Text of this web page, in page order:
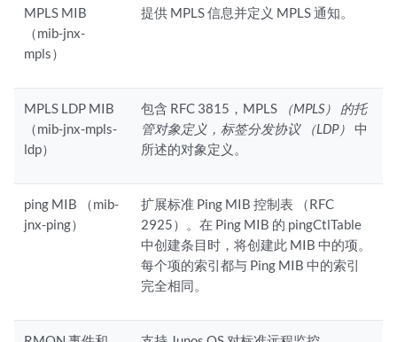
MPLS MIB
（mib-jnx-
mpls）
提供 MPLS 信息并定义 MPLS 通知。
MPLS LDP MIB
（mib-jnx-mpls-
ldp）
包含 RFC 3815，MPLS
（MPLS） 的托
管对象定义，标签分发协议 （LDP）
中
所述的对象定义。
ping MIB （mib-
jnx-ping）
扩展标准 Ping MIB 控制表 （RFC
2925）。在 Ping MIB 的 pingCtlTable
中创建条目时，将创建此 MIB 中的项。
每个项的索引都与 Ping MIB 中的索引
完全相同。